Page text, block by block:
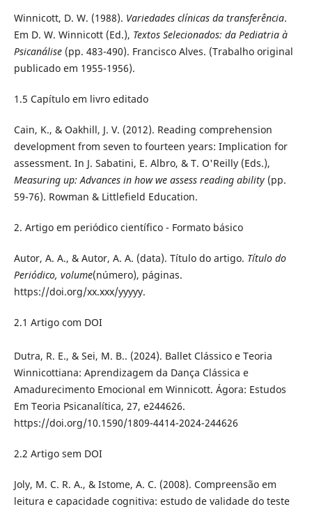
Winnicott, D. W. (1988). Variedades clínicas da transferência.
Em D. W. Winnicott (Ed.), Textos Selecionados: da Pediatria à
Psicanálise(pp. 483-490). Francisco Alves. (Trabalho original
publicado em 1955-1956).
1.5 Capítulo em livro editado
Cain, K., & Oakhill, J. V. (2012). Reading comprehension
development from seven to fourteen years: Implication for
assessment. In J. Sabatini, E. Albro, & T. O'Reilly (Eds.),
Measuring up: Advances in how we assess reading ability(pp.
59-76). Rowman & Littlefield Education.
2. Artigo em periódico científico - Formato básico
Autor, A. A., & Autor, A. A. (data). Título do artigo. Título do
Periódico, volume(número), páginas.
https://doi.org/xx.xxx/yyyyy.
2.1 Artigo com DOI
Dutra, R. E., & Sei, M. B.. (2024). Ballet Clássico e Teoria
Winnicottiana: Aprendizagem da Dança Clássica e
Amadurecimento Emocional em Winnicott. Ágora: Estudos
Em Teoria Psicanalítica, 27, e244626.
https://doi.org/10.1590/1809-4414-2024-244626
2.2 Artigo sem DOI
Joly, M. C. R. A., & Istome, A. C. (2008). Compreensão em
leitura e capacidade cognitiva: estudo de validade do teste